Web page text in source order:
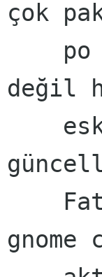
çok
değil
gnome